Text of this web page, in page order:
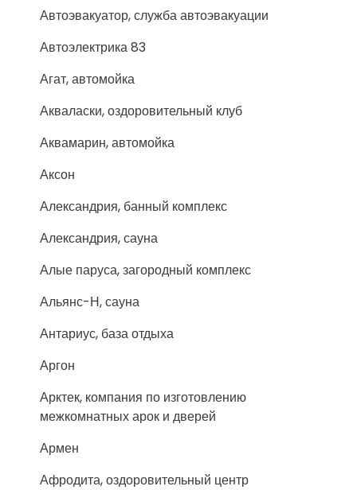
Автоэвакуатор, служба автоэвакуации
Автоэлектрика 83
Агат, автомойка
Акваласки, оздоровительный клуб
Аквамарин, автомойка
Аксон
Александрия, банный комплекс
Александрия, сауна
Алые паруса, загородный комплекс
Альянс-Н, сауна
Антариус, база отдыха
Аргон
Арктек, компания по изготовлению
межкомнатных арок и дверей
Армен
Афродита, оздоровительный центр